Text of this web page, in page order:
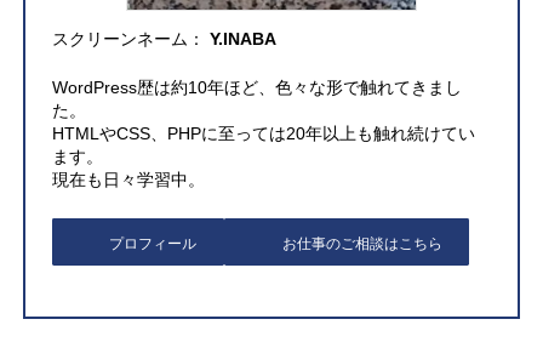
スクリーンネーム： Y.INABA
WordPress歴は約10年ほど、色々な形で触れてきまし
た。
HTMLやCSS、PHPに至っては20年以上も触れ続けてい
ます。
現在も日々学習中。
プロフィール お仕事のご相談はこちら